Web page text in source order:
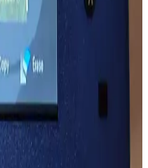
Hoparlör
ve Kullanım
pil ömrü ve tasarım
ihtiyaçlarına uygun en iyi
SE 2 Kulaklık
Sizin İçin Uygun